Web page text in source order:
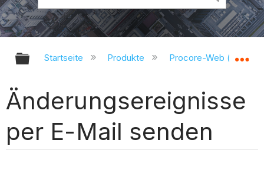
Globale Hierarchie auf- und
Startseite Produkte Procore-Web
Änderungsereignisse
per E-Mail senden